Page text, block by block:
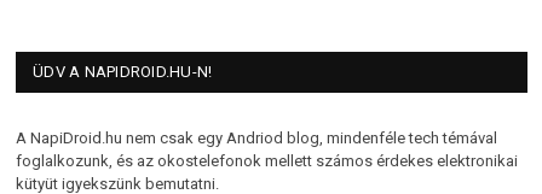
ÜDV A NAPIDROID.HU-N!
A NapiDroid.hu nem csak egy Andriod blog, mindenféle tech témával
foglalkozunk, és az okostelefonok mellett számos érdekes elektronikai
kütyüt igyekszünk bemutatni.